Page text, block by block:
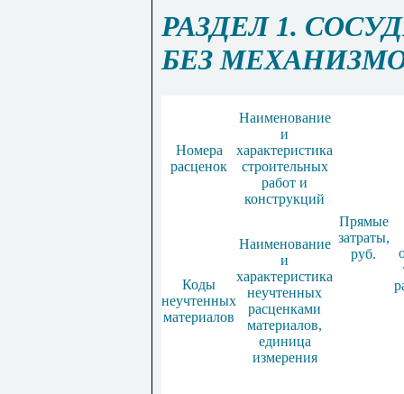
РАЗДЕЛ 1.
БЕЗ
Номера
расценок
Наименование
и
характеристика
строительных
работ и
конструкций
Прямые
затраты,
руб.
Коды
неучтенных
материалов
Наименование
и
характеристика
неучтенных
расценками
материалов,
единица
измерения